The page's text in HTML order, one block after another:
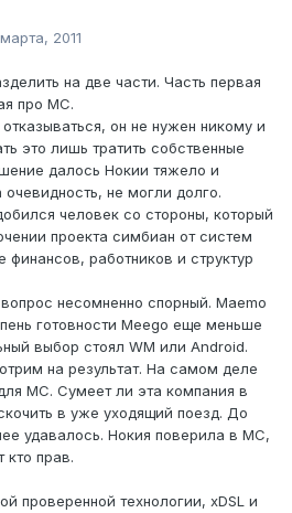
2011
на две части. Часть первая
про МС.
он не нужен никому и
это лишь тратить собственные
далось Нокии тяжело и
очевидность, не могли долго.
человек со стороны, который
проекта симбиан от систем
работников и структур
несомненно спорный. Maemo
готовности Meego еще меньше
выбор стоял WM или Android.
на результат. На самом деле
МС. Сумеет ли эта компания в
в уже уходящий поезд. До
удавалось. Нокия поверила в МС,
кто прав.
проверенной технологии, xDSL и